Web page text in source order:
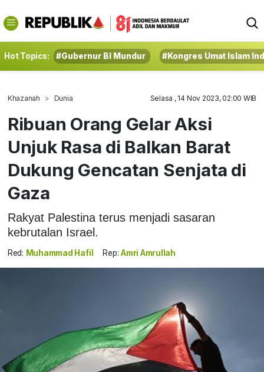
Hot Topics: #Gubernur BI Mundur #Kongres Umat Islam
Khazanah Dunia Selasa , 14 Nov 2023, 02:00 WIB
Ribuan Orang Gelar Aksi
Unjuk Rasa di Balkan Barat
Dukung Gencatan Senjata di
Gaza
Rakyat Palestina terus menjadi sasaran
kebrutalan Israel.
Red: Muhammad Hafil Rep: Amri Amrullah